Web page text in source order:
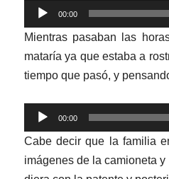
Reproductor
de
audio
00:00
Mientras pasaban las
mataría ya que estaba a
tiempo que pasó, y
Reproductor
de
audio
00:00
Cabe decir que la familia
imágenes de la camioneta